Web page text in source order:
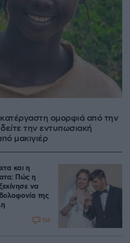
ομορφιά από την
την εντυπωσιακή
μακιγιέρ
και η
Πώς η
να
της
116